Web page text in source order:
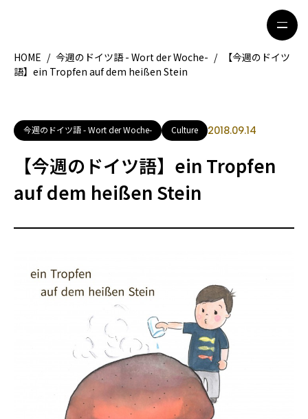
地域別ガイド
グルメ
観光ガイド
留学＆キャリア
ライフスタイル
HOME / 今週のドイツ語 - Wort der Woche- /
【今週のドイツ
語】ein Tropfen auf dem heißen Stein
今週のドイツ語 - Wort der Woche- Culture 2018.09.14
【今週のドイツ語】ein Tropfen
auf dem heißen Stein